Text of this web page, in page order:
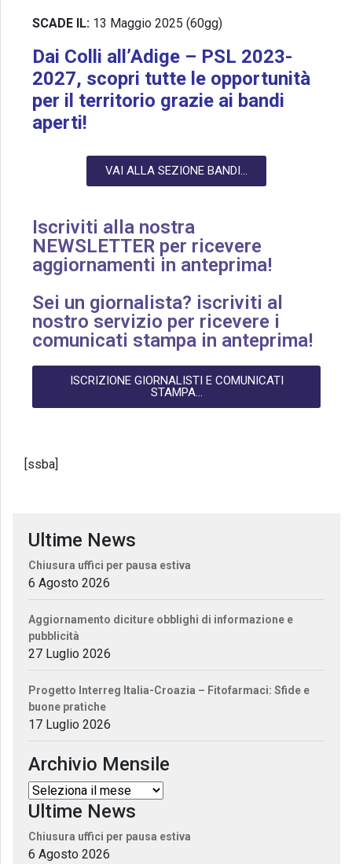
SCADE IL: 13 Maggio 2025 (60gg)
Dai Colli all’Adige – PSL 2023-
2027, scopri tutte le opportunità
per il territorio grazie ai bandi
aperti!
VAI ALLA SEZIONE BANDI...
Iscriviti alla nostra
NEWSLETTER per ricevere
aggiornamenti in anteprima!
Sei un giornalista? iscriviti al
nostro servizio per ricevere i
comunicati stampa in anteprima!
ISCRIZIONE GIORNALISTI E COMUNICATI
STAMPA...
[ssba]
Ultime News
Chiusura uffici per pausa estiva
6 Agosto 2026
Aggiornamento diciture obblighi di informazione e
pubblicità
27 Luglio 2026
Progetto Interreg Italia-Croazia – Fitofarmaci: Sfide e
buone pratiche
17 Luglio 2026
Archivio Mensile
Ultime News
Chiusura uffici per pausa estiva
6 Agosto 2026